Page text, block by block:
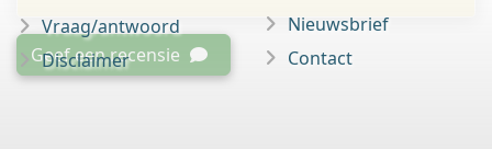
Geef een recensie
Vraag/antwoord
Disclaimer
Nieuwsbrief
Contact